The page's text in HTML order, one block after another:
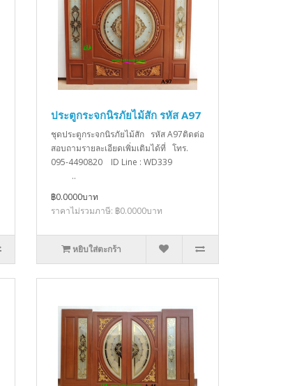
ประตูกระจกนิรภัยไม้สัก รหัส A97
ชุดประตูกระจกนิรภัยไม้สัก รหัส A97ติดต่อ
สอบถามรายละเอียดเพิ่มเติมได้ที่ โทร.
095-4490820 ID Line : WD339
..
฿0.0000บาท
ราคาไม่รวมภาษี: ฿0.0000บาท
หยิบใส่ตะกร้า